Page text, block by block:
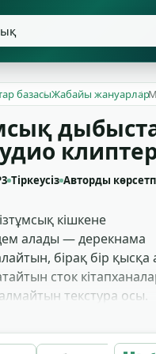
базасы
/ Жабайы жануарлар
/
Тіркеусіз Авторды
кішкене
алады — дерекнама
бірақ бір қысқа
сток
текстура осы.
көріністеріне